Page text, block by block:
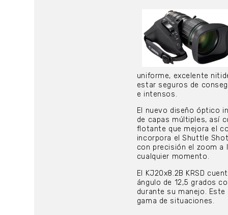
uniforme, excelente
estar seguros de
e intensos.
El nuevo diseño óptico
de capas múltiples, así
flotante que mejora el
incorpora el Shuttle
con precisión el zoom a
cualquier momento.
El KJ20x8.2B KRSD
ángulo de 12,5 grados
durante su manejo.
gama de situaciones.